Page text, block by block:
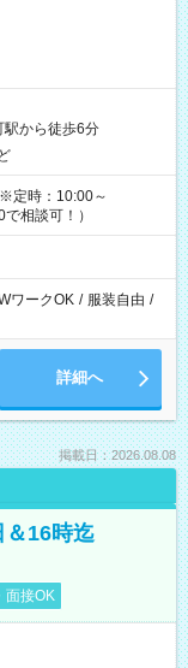
駅から徒歩6分
定時：10:00～
相談可！）
ワークOK / 服装自由 /
詳細へ
掲載日：2026.08.08
＆16時迄
面接OK